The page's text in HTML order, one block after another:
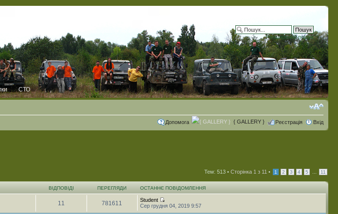
Розширений пошук
СТО
Допомога { GALLERY } Реєстрація Вхід
Тем: 513 • Сторінка 1 з 11 • 1 2 3 4 5 11
ВІДПОВІДІ ПЕРЕГЛЯДИ ОСТАННЄ ПОВІДОМЛЕННЯ
11 781611
Student
Сер грудня 04, 2019 9:57